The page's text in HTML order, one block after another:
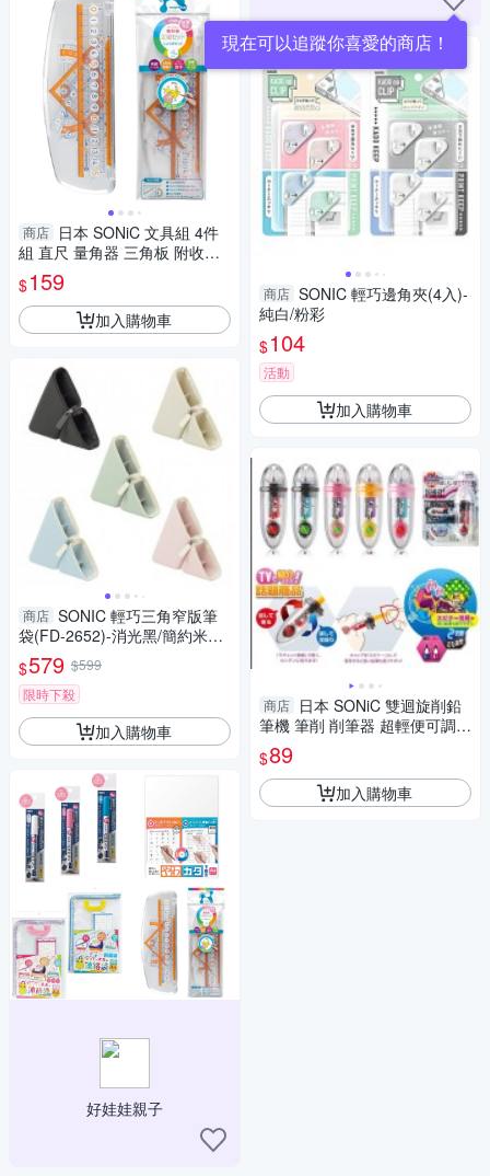
商店 日本 SONiC 文具組 4件
組 直尺 量角器 三角板 附收納
盒 大數字 尺規 數學尺 兒童文
具 開學 Nanopita
$159
加入購物車
商店 SONIC 輕巧三角窄版筆
袋(FD-2652)-消光黑/簡約米白/
大地綠/淡彩藍/柔霧粉
$579 $599
限時下殺
加入購物車
好娃娃親子
現在可以追蹤你喜愛的商店！
商店 SONIC 輕巧邊角夾(4入)-
純白/粉彩
$104
活動
加入購物車
商店 日本 SONiC 雙迴旋削鉛
筆機 筆削 削筆器 超輕便可調式
【南風百貨】
$89
加入購物車